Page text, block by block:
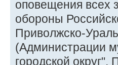
оповещения всех
обороны
Приволжско-
(Администрации
городской округ",